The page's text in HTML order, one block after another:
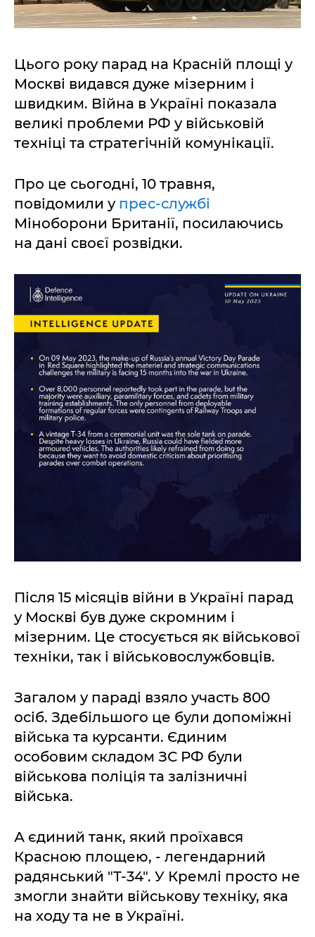
Цього року парад на Красній площі у
Москві видався дуже мізерним і
швидким. Війна в Україні показала
великі проблеми РФ у військовій
техніці та стратегічній комунікації.
Про це сьогодні, 10 травня,
повідомили упрес-службі
Міноборони Британії, посилаючись
на дані своєї розвідки.
Після 15 місяців війни в Україні парад
у Москві був дуже скромним і
мізерним. Це стосується як військової
техніки, так і військовослужбовців.
Загалом у параді взяло участь 800
осіб. Здебільшого це були допоміжні
війська та курсанти. Єдиним
особовим складом ЗС РФ були
військова поліція та залізничні
війська.
А єдиний танк, який проїхався
Красною площею, - легендарний
радянський "Т-34". У Кремлі просто не
змогли знайти військову техніку, яка
на ходу та не в Україні.